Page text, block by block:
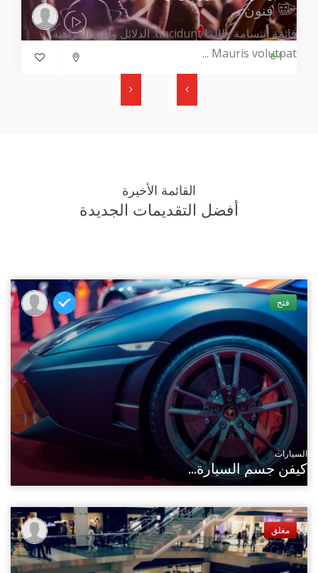
فنون
قائمة ابتسامة طالما tincidunt. الدلائل ولكن الكراهية.
Mauris volutpat ...
فتح
القائمة الأخيرة
أفضل التقديمات الجديدة
فتح
السيارات
كيفن جسم السيارة...
مغلق